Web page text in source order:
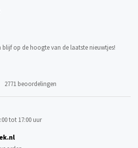
op de hoogte van de laatste nieuwtjes!
2771 beoordelingen
tot 17:00 uur